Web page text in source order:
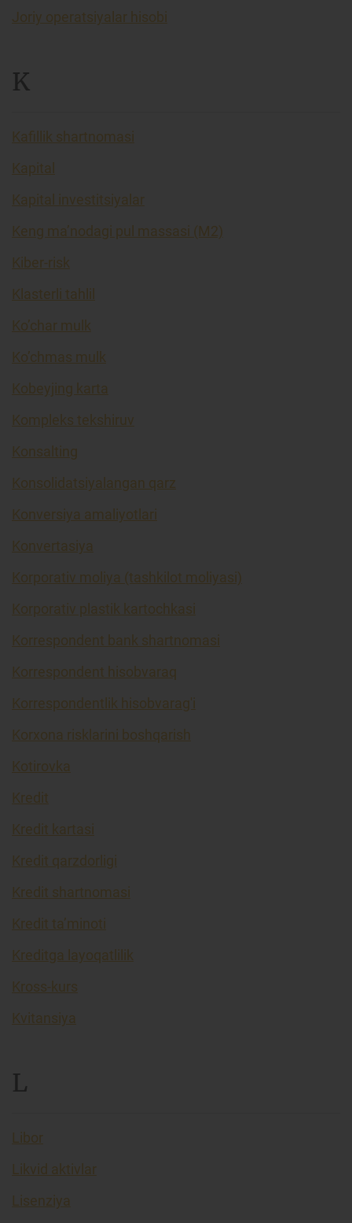
Joriy operatsiyalar hisobi
K
Kafillik shartnomasi
Kapital
Kapital investitsiyalar
Keng ma’nodagi pul massasi (M2)
Kiber-risk
Klasterli tahlil
Ko’char mulk
Ko’chmas mulk
Kobeyjing karta
Kompleks tekshiruv
Konsalting
Konsolidatsiyalangan qarz
Konversiya amaliyotlari
Konvertasiya
Korporativ moliya (tashkilot moliyasi)
Korporativ plastik kartochkasi
Korrespondent bank shartnomasi
Korrespondent hisobvaraq
Korrespondentlik hisobvarag'i
Korxona risklarini boshqarish
Kotirovka
Kredit
Kredit kartasi
Kredit qarzdorligi
Kredit shartnomasi
Kredit ta’minoti
Kreditga layoqatlilik
Kross-kurs
Kvitansiya
L
Libor
Likvid aktivlar
Lisenziya